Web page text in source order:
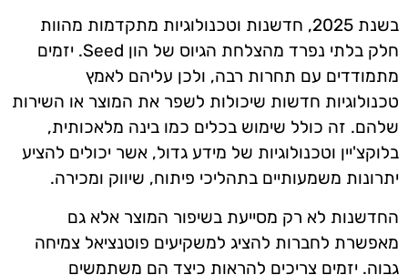
בשנת 2025, חדשנות וטכנולוגיות מתקדמות מהוות
חלק בלתי נפרד מהצלחת הגיוס של הון Seed. יזמים
מתמודדים עם תחרות רבה, ולכן עליהם לאמץ
טכנולוגיות חדשות שיכולות לשפר את המוצר או השירות
שלהם. זה כולל שימוש בכלים כמו בינה מלאכותית,
בלוקצ'יין וטכנולוגיות של מידע גדול, אשר יכולים להציע
יתרונות משמעותיים בתהליכי פיתוח, שיווק ומכירה.
החדשנות לא רק מסייעת בשיפור המוצר אלא גם
מאפשרת לחברות להציג למשקיעים פוטנציאל צמיחה
גבוה. יזמים צריכים להראות כיצד הם משתמשים